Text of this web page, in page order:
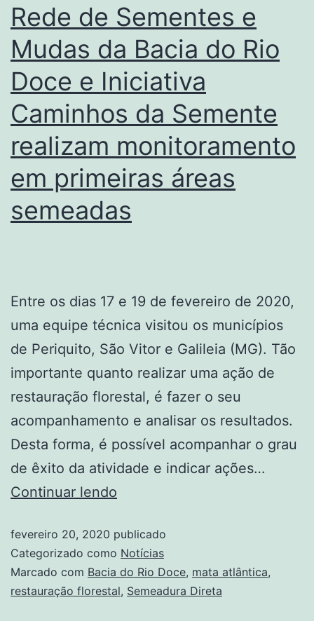
Rede de Sementes e
Mudas da Bacia do Rio
Doce e Iniciativa
Caminhos da Semente
realizam monitoramento
em primeiras áreas
semeadas
Entre os dias 17 e 19 de fevereiro de 2020,
uma equipe técnica visitou os municípios
de Periquito, São Vitor e Galileia (MG). Tão
importante quanto realizar uma ação de
restauração florestal, é fazer o seu
acompanhamento e analisar os resultados.
Desta forma, é possível acompanhar o grau
de êxito da atividade e indicar ações…
Continuar lendo
fevereiro 20, 2020 publicado
Categorizado como Notícias
Marcado com Bacia do Rio Doce, mata atlântica,
restauração florestal, Semeadura Direta